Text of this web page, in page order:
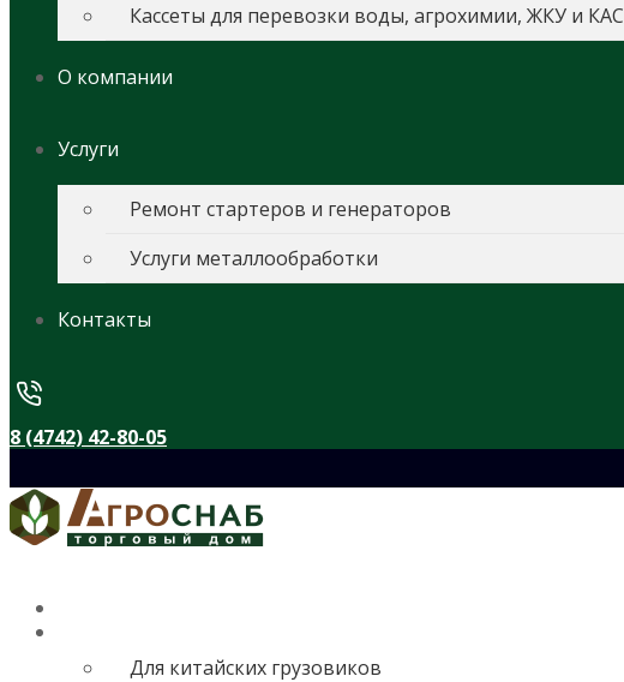
Кассеты для перевозки воды, агрохимии, ЖКУ и КАС
О компании
Услуги
Ремонт стартеров и генераторов
Услуги металлообработки
Контакты
8 (4742) 42-80-05
Для китайских грузовиков